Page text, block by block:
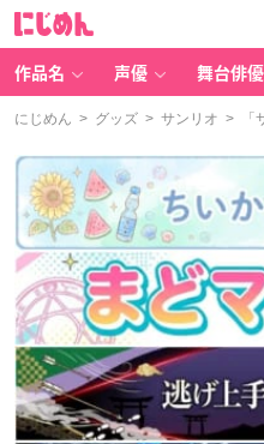
作品名 声優 舞台俳優
にじめん > グッズ > サンリオ > 「